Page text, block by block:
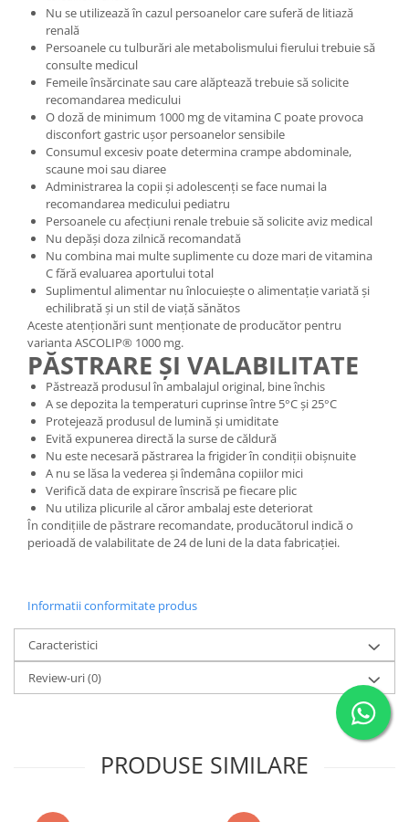
Nu se utilizează în cazul persoanelor care suferă de litiază
renală
Persoanele cu tulburări ale metabolismului fierului trebuie să
consulte medicul
Femeile însărcinate sau care alăptează trebuie să solicite
recomandarea medicului
O doză de minimum 1000 mg de vitamina C poate provoca
disconfort gastric ușor persoanelor sensibile
Consumul excesiv poate determina crampe abdominale,
scaune moi sau diaree
Administrarea la copii și adolescenți se face numai la
recomandarea medicului pediatru
Persoanele cu afecțiuni renale trebuie să solicite aviz medical
Nu depăși doza zilnică recomandată
Nu combina mai multe suplimente cu doze mari de vitamina
C fără evaluarea aportului total
Suplimentul alimentar nu înlocuiește o alimentație variată și
echilibrată și un stil de viață sănătos
Aceste atenționări sunt menționate de producător pentru
varianta ASCOLIP® 1000 mg.
PĂSTRARE ȘI VALABILITATE
Păstrează produsul în ambalajul original, bine închis
A se depozita la temperaturi cuprinse între 5°C și 25°C
Protejează produsul de lumină și umiditate
Evită expunerea directă la surse de căldură
Nu este necesară păstrarea la frigider în condiții obișnuite
A nu se lăsa la vederea și îndemâna copiilor mici
Verifică data de expirare înscrisă pe fiecare plic
Nu utiliza plicurile al căror ambalaj este deteriorat
În condițiile de păstrare recomandate, producătorul indică o
perioadă de valabilitate de 24 de luni de la data fabricației.
Informatii conformitate produs
Caracteristici
Review-uri(0)
PRODUSE SIMILARE